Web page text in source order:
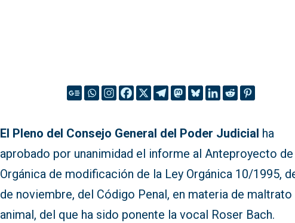
El Pleno del Consejo General del Poder Judicial ha
aprobado por unanimidad el informe al Anteproyecto
Orgánica de modificación de la Ley Orgánica 10/1995,
de noviembre, del Código Penal, en materia de maltrato
animal, del que ha sido ponente la vocal Roser Bach.